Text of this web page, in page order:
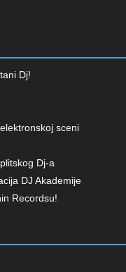
Dj!
sceni
Dj-a
DJ Akademije
Recordsu!